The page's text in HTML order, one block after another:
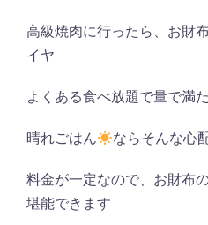
高級焼肉に行ったら、お財
イヤ
よくある食べ放題で量で満
晴れごはん ならそんな心
料金が一定なので、お財布
堪能できます